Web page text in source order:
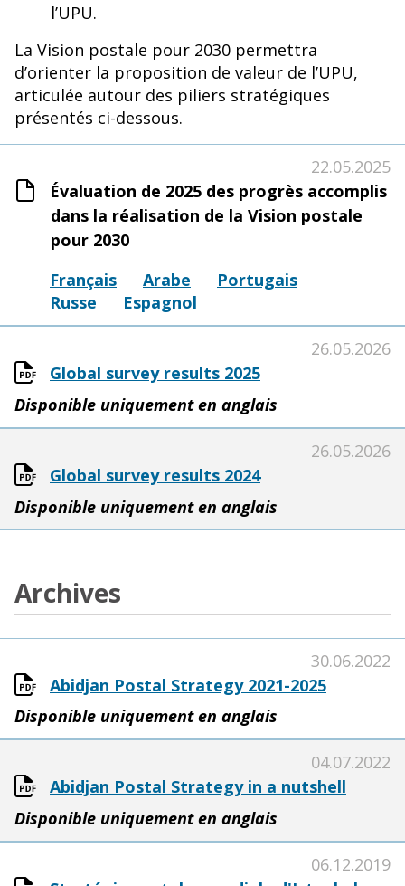
l’UPU.
La Vision postale pour 2030 permettra
d’orienter la proposition de valeur de l’UPU,
articulée autour des piliers stratégiques
présentés ci-dessous.
Évaluation de 2025 des progrès accomplis
dans la réalisation de la Vision postale
pour 2030
22.05.2025
Français Arabe
Portugais
Russe
Espagnol
Global survey results 2025
26.05.2026
Disponible uniquement en anglais
Global survey results 2024
26.05.2026
Disponible uniquement en anglais
Archives
Abidjan Postal Strategy 2021-2025
30.06.2022
Disponible uniquement en anglais
Abidjan Postal Strategy in a nutshell
04.07.2022
Disponible uniquement en anglais
06.12.2019